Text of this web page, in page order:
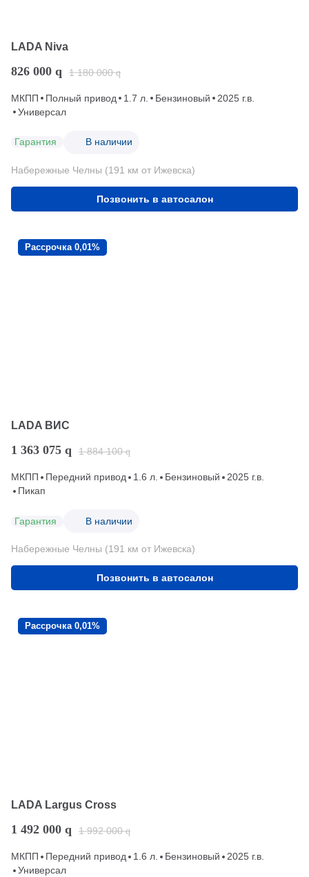
LADA Niva
826 000 q 1 180 000 q
МКПП Полный привод 1.7 л. Бензиновый
2025 г.в.
Универсал
Гарантия В наличии
Набережные Челны (191 км от Ижевска)
Позвонить в автосалон
Рассрочка 0,01%
LADA ВИС
1 363 075 q 1 884 100 q
МКПП Передний привод 1.6 л. Бензиновый
2025 г.в.
Пикап
Гарантия В наличии
Набережные Челны (191 км от Ижевска)
Позвонить в автосалон
Рассрочка 0,01%
LADA Largus Cross
1 492 000 q 1 992 000 q
МКПП Передний привод 1.6 л. Бензиновый
2025 г.в.
Универсал